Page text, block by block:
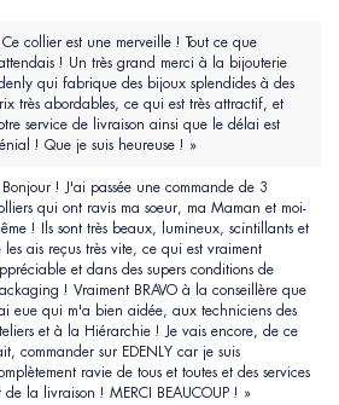
collier est une merveille ! Tout ce que
! Un très grand merci à la bijouterie
qui fabrique des bijoux splendides à des
très abordables, ce qui est très attractif, et
service de livraison ainsi que le délai est
! Que je suis heureuse ! »
! J'ai passée une commande de 3
qui ont ravis ma soeur, ma Maman et moi-
! Ils sont très beaux, lumineux, scintillants et
les ais reçus très vite, ce qui est vraiment
et dans des supers conditions de
! Vraiment BRAVO à la conseillère que
eue qui m'a bien aidée, aux techniciens des
et à la Hiérarchie ! Je vais encore, de ce
commander sur EDENLY car je suis
ravie de tous et toutes et des services
de la livraison ! MERCI BEAUCOUP ! »